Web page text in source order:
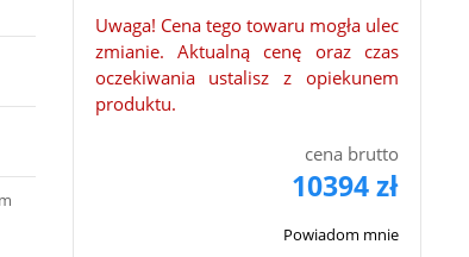
Uwaga! Cena tego towaru mogła ulec
zmianie. Aktualną cenę oraz czas
oczekiwania ustalisz z opiekunem
produktu.
cena brutto
10394 zł
Powiadom mnie